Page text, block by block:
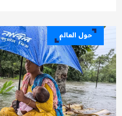
حول العالم